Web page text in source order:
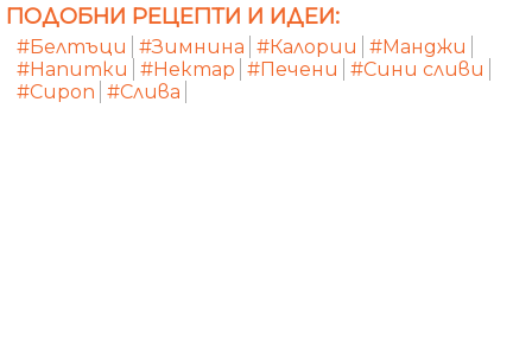
ПОДОБНИ РЕЦЕПТИ И ИДЕИ:
#Белтъци #Зимнина #Калории
#Манджи
#Напитки
#Нектар #Печени
#Сини сливи
#Сироп #Слива